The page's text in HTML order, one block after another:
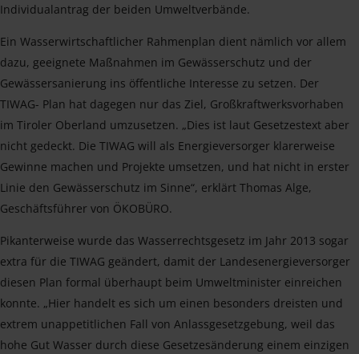
Individualantrag der beiden Umweltverbände.
Ein Wasserwirtschaftlicher Rahmenplan dient nämlich vor allem
dazu, geeignete Maßnahmen im Gewässerschutz und der
Gewässersanierung ins öffentliche Interesse zu setzen. Der
TIWAG- Plan hat dagegen nur das Ziel, Großkraftwerksvorhaben
im Tiroler Oberland umzusetzen. „Dies ist laut Gesetzestext aber
nicht gedeckt. Die TIWAG will als Energieversorger klarerweise
Gewinne machen und Projekte umsetzen, und hat nicht in erster
Linie den Gewässerschutz im Sinne“, erklärt Thomas Alge,
Geschäftsführer von ÖKOBÜRO.
Pikanterweise wurde das Wasserrechtsgesetz im Jahr 2013 sogar
extra für die TIWAG geändert, damit der Landesenergieversorger
diesen Plan formal überhaupt beim Umweltminister einreichen
konnte. „Hier handelt es sich um einen besonders dreisten und
extrem unappetitlichen Fall von Anlassgesetzgebung, weil das
hohe Gut Wasser durch diese Gesetzesänderung einem einzigen